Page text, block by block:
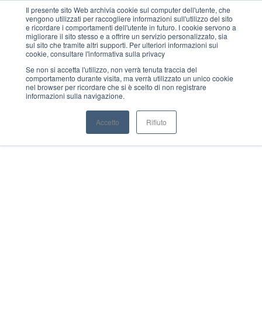
Il presente sito Web archivia cookie sul computer dell'utente, che
vengono utilizzati per raccogliere informazioni sull'utilizzo del sito
e ricordare i comportamenti dell'utente in futuro. I cookie servono a
migliorare il sito stesso e a offrire un servizio personalizzato, sia
sul sito che tramite altri supporti. Per ulteriori informazioni sui
cookie, consultare l'informativa sulla privacy
Se non si accetta l'utilizzo, non verrà tenuta traccia del
comportamento durante visita, ma verrà utilizzato un unico cookie
nel browser per ricordare che si è scelto di non registrare
informazioni sulla navigazione.
Accetto Rifiuto
MENU